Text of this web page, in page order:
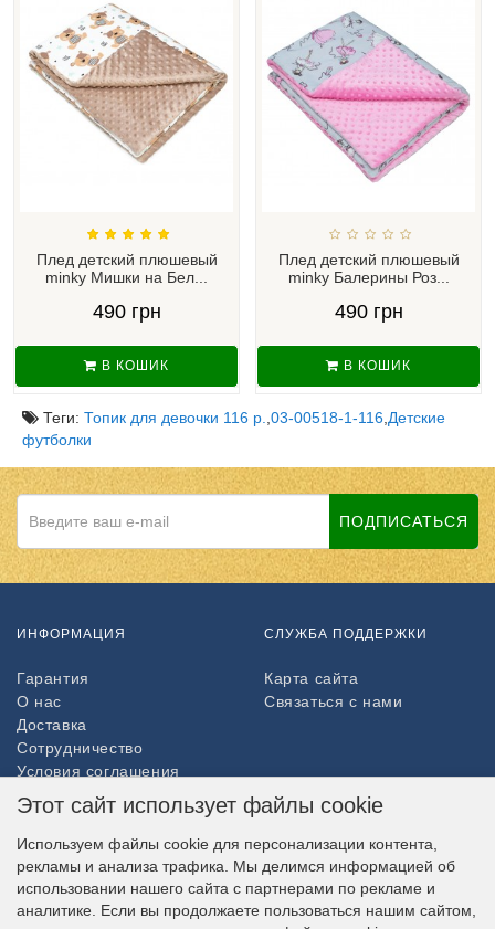
Плед детский плюшевый
minky Мишки на Бел...
490 грн
В КОШИК
Плед детский плюшевый
minky Балерины Роз...
490 грн
В КОШИК
Теги: Топик для девочки 116 р. 03-00518-1-116 Детские
футболки
ПОДПИСАТЬСЯ
ИНФОРМАЦИЯ
Гарантия
О нас
Доставка
Сотрудничество
Условия соглашения
Возврат товара
СЛУЖБА ПОДДЕРЖКИ
Карта сайта
Связаться с нами
Партнёры
НАШ МАГАЗИН В СОЦСЕТЯХ
Этот сайт использует файлы cookie
Используем файлы cookie для персонализации контента,
рекламы и анализа трафика. Мы делимся информацией об
использовании нашего сайта с партнерами по рекламе и
аналитике. Если вы продолжаете пользоваться нашим сайтом,